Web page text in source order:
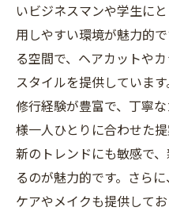
いビジネスマンや学生に
用しやすい環境が魅力的
る空間で、ヘアカットや
スタイルを提供していま
修行経験が豊富で、丁寧
様一人ひとりに合わせた
新のトレンドにも敏感で
るのが魅力的です。さら
ケアやメイクも提供して